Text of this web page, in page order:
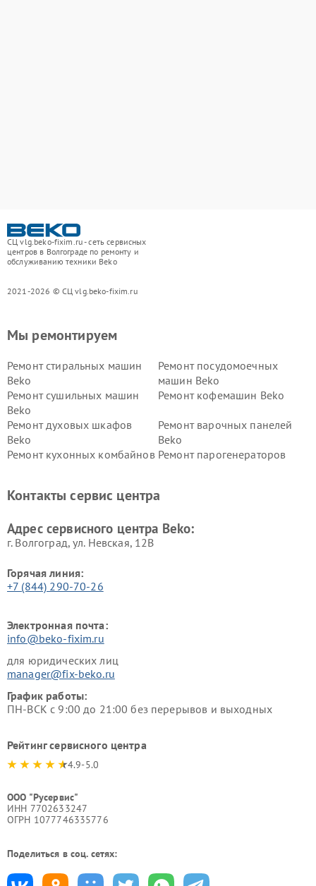
СЦ vlg.beko-fixim.ru - сеть сервисных
центров в Волгограде по ремонту и
обслуживанию техники Beko
2021-2026 © СЦ vlg.beko-fixim.ru
Мы ремонтируем
Ремонт стиральных машин
Beko
Ремонт посудомоечных
машин Beko
Ремонт сушильных машин
Beko
Ремонт кофемашин Beko
Ремонт духовых шкафов
Beko
Ремонт варочных панелей
Beko
Ремонт кухонных комбайнов Ремонт парогенераторов
Ремонт холодильников Beko Ремонт морозильных камер
Контакты сервис центра
Адрес сервисного центра Beko:
г. Волгоград, ул. Невская, 12В
Горячая линия:
+7 (844) 290-70-26
Электронная почта:
info@beko-fixim.ru
для юридических лиц
manager@fix-beko.ru
График работы:
ПН-ВСК с 9:00 до 21:00 без перерывов и выходных
Рейтинг сервисного центра
4.9-5.0
ООО "Русервис"
ИНН 7702633247
ОГРН 1077746335776
Поделиться в соц. сетях: